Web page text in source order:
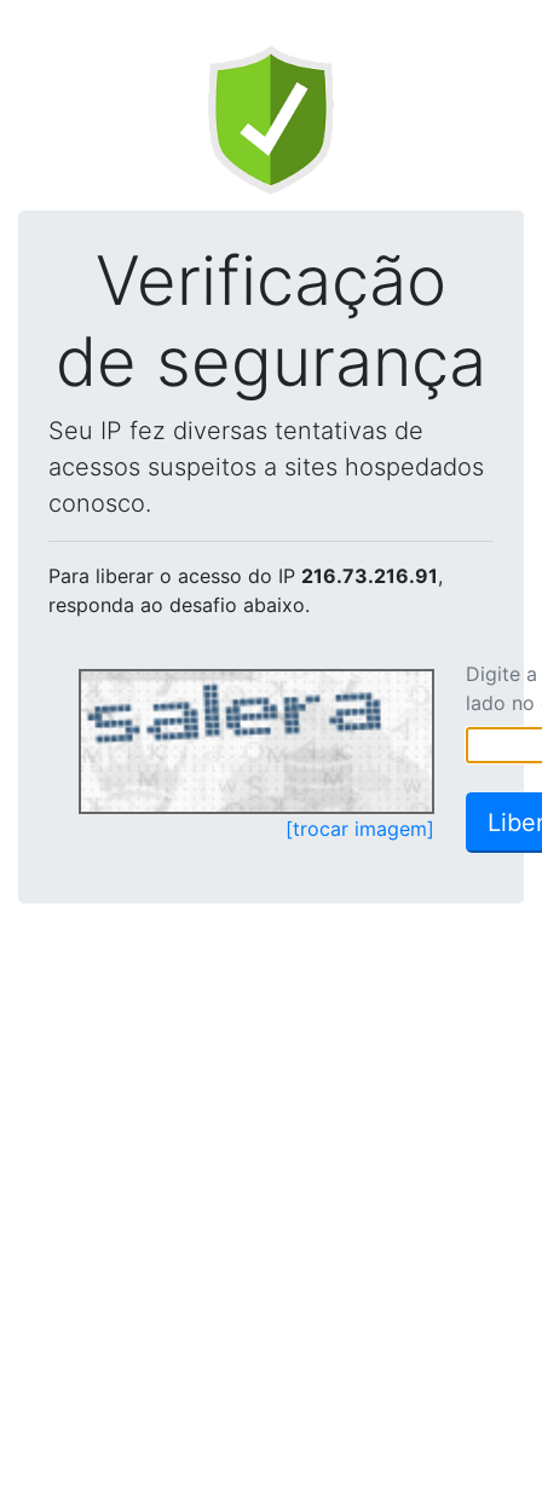
Verificação
de segurança
Seu IP fez diversas tentativas de
acessos suspeitos a sites hospedados
conosco.
Para liberar o acesso do IP 216.73.216.91,
responda ao desafio abaixo.
[trocar imagem]
Digite
lado no